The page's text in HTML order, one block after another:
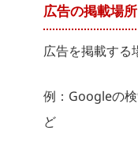
広告の掲載場所
広告を掲載する
例：Googleの
ど